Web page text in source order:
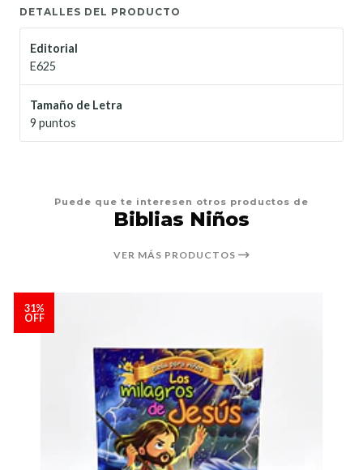
DETALLES DEL PRODUCTO
Editorial
E625
Tamaño de Letra
9 puntos
Puede que te interesen otros productos de
Biblias Niños
VER MÁS PRODUCTOS
31%
OFF